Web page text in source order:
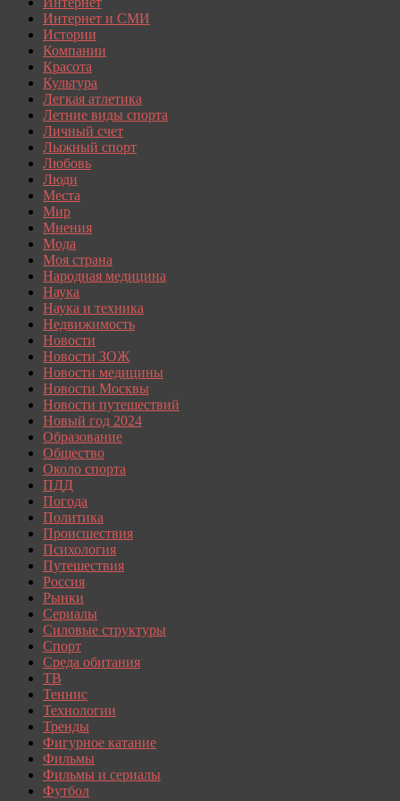
Интернет и СМИ
Истории
Компании
Красота
Культура
Легкая атлетика
Летние виды спорта
Личный счет
Лыжный спорт
Любовь
Люди
Места
Мир
Мнения
Мода
Моя страна
Народная медицина
Наука
Наука и техника
Недвижимость
Новости
Новости ЗОЖ
Новости медицины
Новости Москвы
Новости путешествий
Новый год 2024
Образование
Общество
Около спорта
ПДД
Погода
Политика
Происшествия
Психология
Путешествия
Россия
Рынки
Сериалы
Силовые структуры
Спорт
Среда обитания
ТВ
Теннис
Технологии
Тренды
Фигурное катание
Фильмы
Фильмы и сериалы
Футбол